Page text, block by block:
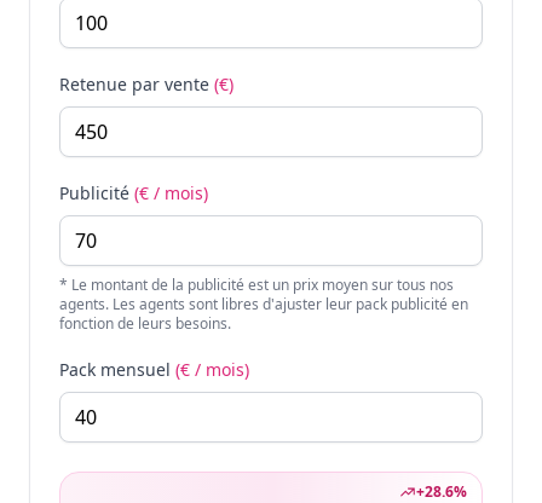
Retenue par vente (€)
Publicité (€ / mois)
* Le montant de la publicité est un prix moyen sur tous nos
agents. Les agents sont libres d'ajuster leur pack publicité en
fonction de leurs besoins.
Pack mensuel (€ / mois)
+28.6%